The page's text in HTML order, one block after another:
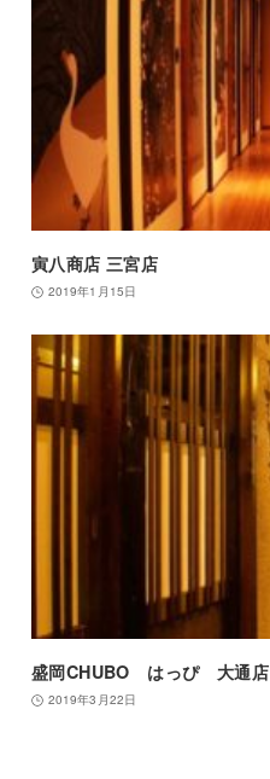
寅八商店 三宮店
2019年1月15日
盛岡CHUBO はっぴ 大通店
2019年3月22日